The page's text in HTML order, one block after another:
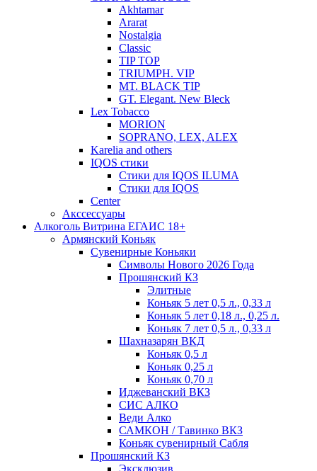
Akhtamar
Ararat
Nostalgia
Classic
TIP TOP
TRIUMPH. VIP
MT. BLACK TIP
GT. Elegant. New Bleck
Lex Tobacco
MORION
SOPRANO, LEX, ALEX
Karelia and others
IQOS стики
Стики для IQOS ILUMA
Стики для IQOS
Сenter
Акссессуары
Алкоголь Витрина ЕГАИС 18+
Армянский Коньяк
Сувенирные Коньяки
Символы Нового 2026 Года
Прошянский КЗ
Элитные
Коньяк 5 лет 0,5 л., 0,33 л
Коньяк 5 лет 0,18 л., 0,25 л.
Коньяк 7 лет 0,5 л., 0,33 л
Шахназарян ВКД
Коньяк 0,5 л
Коньяк 0,25 л
Коньяк 0,70 л
Иджеванский ВКЗ
СИС АЛКО
Веди Алко
САМКОН / Тавинко ВКЗ
Коньяк сувенирный Сабля
Прошянский КЗ
Эксклюзив